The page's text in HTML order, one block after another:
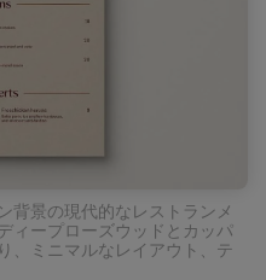
背景の現代的なレストランメ
ィープローズウッドとカッパ
、ミニマルなレイアウト、テ